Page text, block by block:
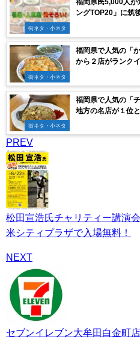
街ネタ・小ネタ
福岡県民5,000人が
ングTOP20」に筑
街ネタ・小ネタ
福岡県で人気の「
から２店がランク
街ネタ・小ネタ
福岡県で人気の「
地方の名店が１位
PREV
松田宣浩氏チャリティー講
米シティプラザで入場無料！
NEXT
セブンイレブン大牟田白金町